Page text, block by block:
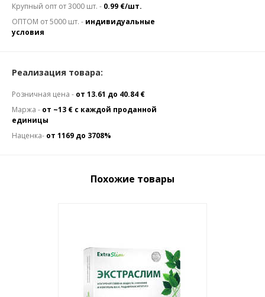
Крупный опт от 3000 шт. - 0.99 €/шт.
ОПТОМ от 5000 шт. - индивидуальные
условия
Реализация товара:
Розничная цена - от 13.61 до 40.84 €
Маржа - от ~13 € с каждой проданной
единицы
Наценка- от 1169 до 3708%
Похожие товары